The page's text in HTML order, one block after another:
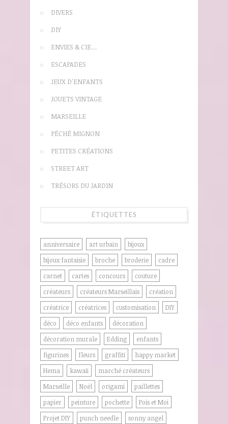
DIVERS
DIY
ENVIES & CIE…
ESCAPADES
JEUX D'ENFANTS
JOUETS VINTAGE
MARSEILLE
PÉCHÉ MIGNON
PETITES CRÉATIONS
STREET ART
TRÉSORS DU JARDIN
ÉTIQUETTES
anniversaire art urbain
bijoux
bijoux fantaisie
broche broderie
cadre
carnet
cartes concours
couture
créateurs
créateurs Marseillais
création
créatrice
créatrices customisation
DIY
déco
déco enfants
décoration
décoration murale
Edding
enfants
figurines
fleurs graffiti
happy market
Hema
kawaii
marché créateurs
Marseille
Noël origami
paillettes
papier
peinture pochette
Pois et Moi
Projet DIY
punch needle sonny angel